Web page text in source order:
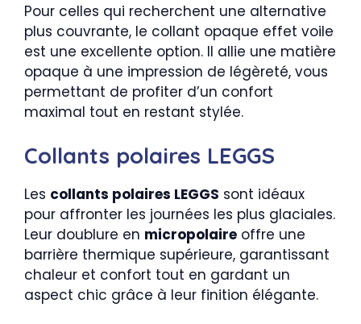
Pour celles qui recherchent une alternative
plus couvrante, le collant opaque effet voile
est une excellente option. Il allie une matière
opaque à une impression de légèreté, vous
permettant de profiter d’un confort
maximal tout en restant stylée.
Collants polaires LEGGS
Les collants polaires LEGGS sont idéaux
pour affronter les journées les plus glaciales.
Leur doublure en micropolaire offre une
barrière thermique supérieure, garantissant
chaleur et confort tout en gardant un
aspect chic grâce à leur finition élégante.